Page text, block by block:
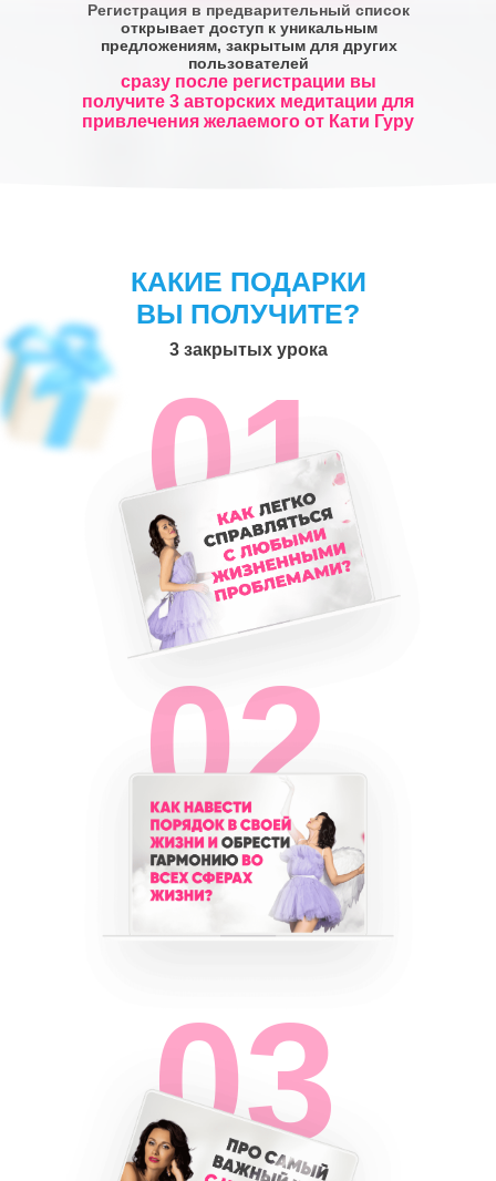
сразу после регистрации вы
получите 3 авторских медитации для
привлечения желаемого от Кати Гуру
Регистрация в предварительный список
открывает доступ к уникальным
предложениям, закрытым для других
пользователей
КАКИЕ ПОДАРКИ
ВЫ ПОЛУЧИТЕ?
3 закрытых урока
01
02
03